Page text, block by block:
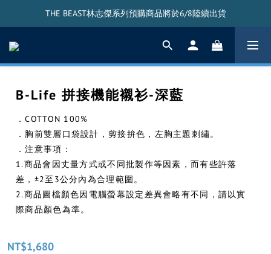
THE BEAST林志傑系列預購商品將於6/8陸續出貨
THE BEAST林志傑系列預購商品將於6/8陸續出貨
THE BEAST搖頭公仔將於5/20陸續出貨
THE BEAST林志傑系列預購商品將於6/8陸續出貨
B-Life 拼接機能襯衫-深藍
．COTTON 100%
．胸前雙層口袋設計，剪接拚色，左胸主題刺繡。
．注意事項：
1.商品會因丈量方式或不同批製作等因素，而有些許落
差，±2至3公分內為合理範圍。
2.商品圖檔顏色因電腦螢幕設定差異會略有不同，請以實
際商品顏色為準。
NT$1,680